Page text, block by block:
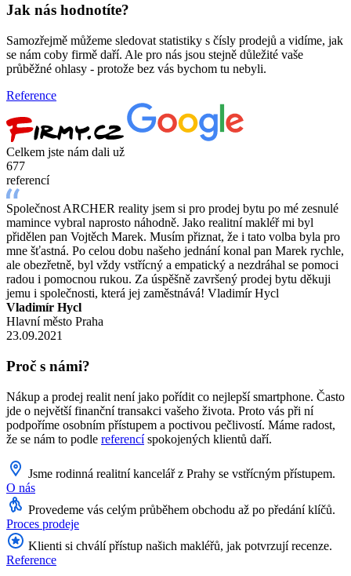
Jak nás hodnotíte?
Samozřejmě můžeme sledovat statistiky s čísly prodejů a vidíme, jak
se nám coby firmě daří. Ale pro nás jsou stejně důležité vaše
průběžné ohlasy - protože bez vás bychom tu nebyli.
Reference
Celkem jste nám dali už
677
referencí
Společnost ARCHER reality jsem si pro prodej bytu po mé zesnulé
mamince vybral naprosto náhodně. Jako realitní makléř mi byl
přidělen pan Vojtěch Marek. Musím přiznat, že i tato volba byla pro
mne šťastná. Po celou dobu našeho jednání konal pan Marek rychle,
ale obezřetně, byl vždy vstřícný a empatický a nezdráhal se pomoci
radou i pomocnou rukou. Za úspěšně završený prodej bytu děkuji
jemu i společnosti, která jej zaměstnává! Vladimír Hycl
Vladimír Hycl
Hlavní město Praha
23.09.2021
Proč s námi?
Nákup a prodej realit není jako pořídit co nejlepší smartphone. Často
jde o největší finanční transakci vašeho života. Proto vás při ní
podpoříme osobním přístupem a poctivou pečlivostí. Máme radost,
že se nám to podle referencíspokojených klientů daří.
Jsme rodinná realitní kancelář z Prahy se vstřícným přístupem.
O nás
Provedeme vás celým průběhem obchodu až po předání klíčů.
Proces prodeje
Klienti si chválí přístup našich makléřů, jak potvrzují recenze.
Reference